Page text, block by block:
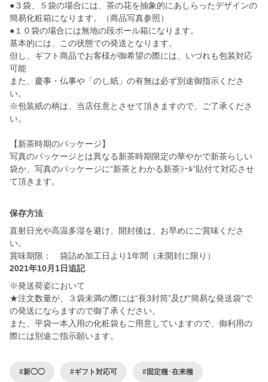
●３袋、５袋の場合には、茶の花を抽象的にあしらったデザインの
簡易化粧箱になります。（商品写真参照）
●１０袋の場合には無地の段ボール箱になります。
基本的には、この状態での発送となります。
但し、ギフト商品でお客様が御希望の際には、いづれも包装対応
可能
また、慶事・仏事や「のし紙」の有無は必ず別途御指示くださ
い。
※包装紙の柄は、当店任意とさせて頂きますので、ご了承くださ
い。
【新茶時期のパッケージ】
写真のパッケージとは異なる新茶時期限定の華やかで新茶らしい
袋か、写真のパッケージに“新茶とわかる新茶ｼｰﾙ”貼付て対応させ
て頂きます。
保存方法
直射日光や高温多湿を避け、開封後は、お早めにご賞味くださ
い。
賞味期限： 袋詰め加工日より1年間（未開封に限り）
2021年10月1日追記
※発送荷姿において
★注文数量が、３袋未満の際には“長3封筒”及び“簡易な発送袋”で
の発送にならますので御了承ください。
また、平袋一本入用の化粧袋もご用意していますので、御利用の
際には別途ご指示願います。
#新◯◯ #ギフト対応可 #固定種･在来種